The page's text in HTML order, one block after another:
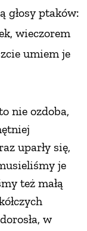
głosy ptaków:
wieczorem
umiem je
nie ozdoba,
uparły się,
je
też małą
w